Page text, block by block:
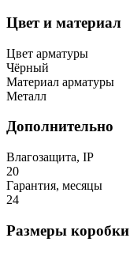
Цвет и материал
Цвет арматуры
Чёрный
Материал арматуры
Металл
Дополнительно
Влагозащита, IP
20
Гарантия, месяцы
24
Размеры коробки